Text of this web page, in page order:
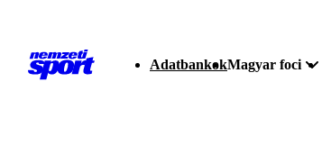
AdatbankokMagyar foci